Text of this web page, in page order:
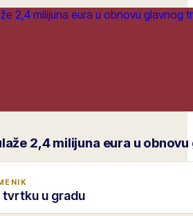
2,4 milijuna eura u
tvrtku u gradu